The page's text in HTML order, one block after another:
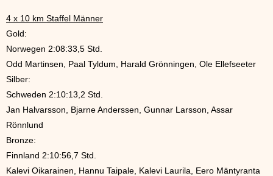
4 x 10 km Staffel Männer
Gold:
Norwegen 2:08:33,5 Std.
Odd Martinsen, Paal Tyldum, Harald Grönningen, Ole Ellefseeter
Silber:
Schweden 2:10:13,2 Std.
Jan Halvarsson, Bjarne Anderssen, Gunnar Larsson, Assar
Rönnlund
Bronze:
Finnland 2:10:56,7 Std.
Kalevi Oikarainen, Hannu Taipale, Kalevi Laurila, Eero Mäntyranta